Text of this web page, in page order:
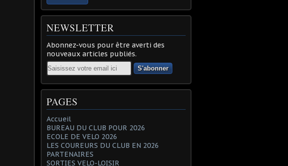
NEWSLETTER
Abonnez-vous pour être averti des
nouveaux articles publiés.
Email
PAGES
Accueil
BUREAU DU CLUB POUR 2026
ECOLE DE VELO 2026
LES COUREURS DU CLUB EN 2026
PARTENAIRES
SORTIES VELO-LOISIR